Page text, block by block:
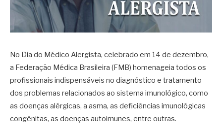
No Dia do Médico Alergista, celebrado em 14 de dezembro,
a Federação Médica Brasileira (FMB) homenageia todos os
profissionais indispensáveis no diagnóstico e tratamento
dos problemas relacionados ao sistema imunológico, como
as doenças alérgicas, a asma, as deficiências imunológicas
congênitas, as doenças autoimunes, entre outras.